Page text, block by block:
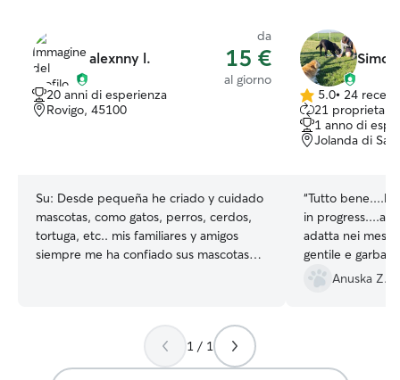
alexnny l.
da
15 €
al giorno
20 anni di esperienza
Rovigo, 45100
Su: Desde pequeña he criado y cuidado
mascotas, como gatos, perros, cerdos,
tortuga, etc.. mis familiares y amigos
siempre me ha confiado sus mascotas
distraer a sus mascotas, estoy libre la
mayor parte de mi tiempo y me
encantan los animales Tengo un piso
5.0
su
5
stelle
5.0• 24
21 proprietari
1 anno di
Jolanda di
“Tutto bene....la
in progress....al
adatta nei mesi estivi....
gentile e garbata però mi aspettavo un
feedback
cani anche se
Anuska Z.
1 / 1